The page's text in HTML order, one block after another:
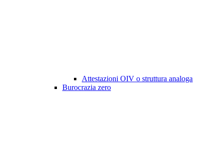
Attestazioni OIV o struttura analoga
Burocrazia zero